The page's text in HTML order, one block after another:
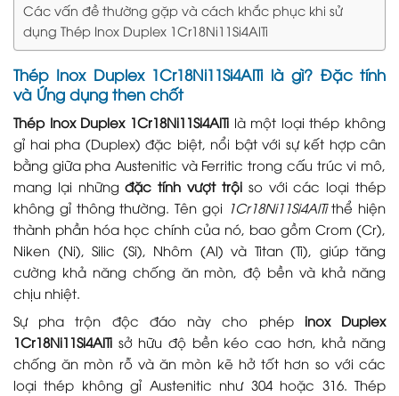
Các vấn đề thường gặp và cách khắc phục khi sử
dụng Thép Inox Duplex 1Cr18Ni11Si4AlTi
Thép Inox Duplex 1Cr18Ni11Si4AlTi là gì? Đặc tính
và Ứng dụng then chốt
Thép Inox Duplex 1Cr18Ni11Si4AlTilà một loại thép không
gỉ hai pha (Duplex) đặc biệt, nổi bật với sự kết hợp cân
bằng giữa pha Austenitic và Ferritic trong cấu trúc vi mô,
mang lại nhữngđặc tính vượt trộiso với các loại thép
không gỉ thông thường. Tên gọi 1Cr18Ni11Si4AlTithể hiện
thành phần hóa học chính của nó, bao gồm Crom (Cr),
Niken (Ni), Silic (Si), Nhôm (Al) và Titan (Ti), giúp tăng
cường khả năng chống ăn mòn, độ bền và khả năng
chịu nhiệt.
Sự pha trộn độc đáo này cho phép inox Duplex
1Cr18Ni11Si4AlTi sở hữu độ bền kéo cao hơn, khả năng
chống ăn mòn rỗ và ăn mòn kẽ hở tốt hơn so với các
loại thép không gỉ Austenitic như 304 hoặc 316. Thép